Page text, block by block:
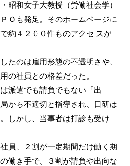
昭和女子大教授（労働社会学）
Ｏも発足。そのホームページに
約４２００件ものアクセ スが
たのは雇用形態の不透明さや、
の社員との格差だった。
派遣でも請負でもない「出
から不適切と指導され、日研は
しかし、当事者は打診も受け
員、２割が一定期間だけ働く期
働き手で、３割が請負や出向な